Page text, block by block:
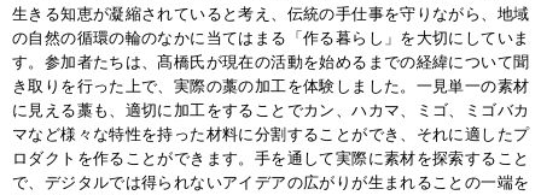
生きる知恵が凝縮されていると考え、伝統の手仕事を守りながら、地域
の自然の循環の輪のなかに当てはまる「作る暮らし」を大切にしていま
す。参加者たちは、髙橋氏が現在の活動を始めるまでの経緯について聞
き取りを行った上で、実際の藁の加工を体験しました。一見単一の素材
に見える藁も、適切に加工をすることでカン、ハカマ、ミゴ、ミゴバカ
マなど様々な特性を持った材料に分割することができ、それに適したプ
ロダクトを作ることができます。手を通して実際に素材を探索すること
で、デジタルでは得られないアイデアの広がりが生まれることの一端を